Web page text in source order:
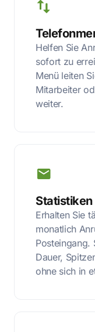
Helfen Sie
sofort zu
Menü leiten
Mitarbeiter
weiter.
Erhalten Sie
monatlich
Posteingang.
Dauer,
ohne sich in